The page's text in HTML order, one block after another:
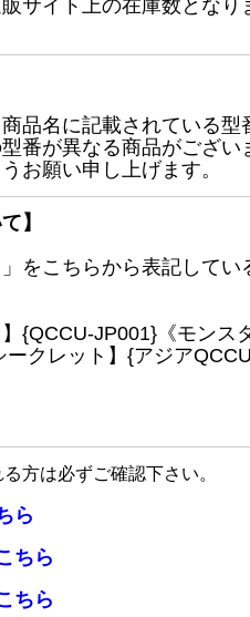
サイト上の在庫数となり
品名に記載されている型
番が異なる商品がござ
お願い申し上げます。
】
をこちらから表記してい
{QCCU-JP001}《モンス
クレット】{アジア
方は必ずご確認下さい。
ら
ちら
ちら